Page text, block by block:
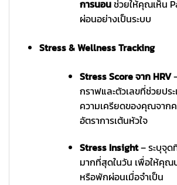
การนอนช่วยให้คุณเห็น
ผ่อนอย่างเป็นระบบ
Stress & Wellness Tracking
Stress Score จาก HRV
กราฟและตัวเลขที่ช่วยปร
ความเครียดของคุณจาก
อัตราการเต้นหัวใจ
Stress Insight– ระบุจุด
มากที่สุดในวัน เพื่อให้คุ
หรือพักผ่อนเมื่อจำเป็น